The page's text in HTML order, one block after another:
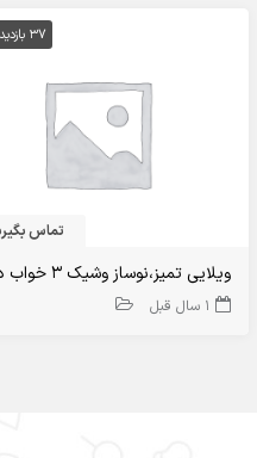
37 بازدید
تماس
1 سال قبل